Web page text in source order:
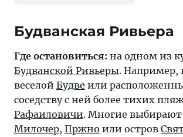
Будванская Ривьера
Где остановиться: на одном из
Будванской Ривьеры. Например,
веселой Будве или
соседству с ней более тихих
Рафаиловичи. Многие выбирают
Милочер, Пржно или остров